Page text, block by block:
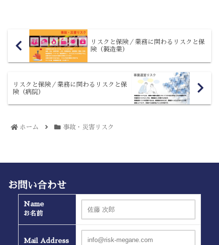
リスクと保険／業務に関わるリスクと保
険（製造業）
リスクと保険／業務に関わるリスクと保
険（病院）
ホーム 事故・災害リスク
お問い合わせ
Name
お名前
Mail Address